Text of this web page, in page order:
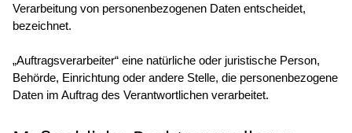
Verarbeitung von personenbezogenen Daten entscheidet,
bezeichnet.
„Auftragsverarbeiter“ eine natürliche oder juristische Person,
Behörde, Einrichtung oder andere Stelle, die personenbezogene
Daten im Auftrag des Verantwortlichen verarbeitet.